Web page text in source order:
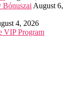
Bónuszai August 6,
4, 2026
VIP Program